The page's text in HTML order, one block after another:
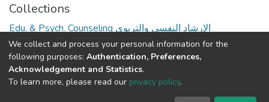
Collections
Edu. & Psych. Counseling الإرشاد النفسي والتربوي
Full item page
We collect and process your personal information for the
following purposes: Authentication, Preferences,
Acknowledgement and Statistics.
To learn more, please read our privacy policy.